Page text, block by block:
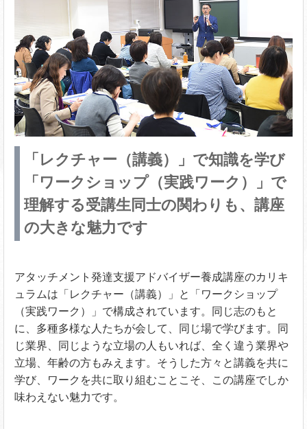
「レクチャー（講義）」で知識を学び
「ワークショップ（実践ワーク）」で
理解する受講生同士の関わりも、講座
の大きな魅力です
アタッチメント発達支援アドバイザー養成講座のカリキ
ュラムは「レクチャー（講義）」と「ワークショップ
（実践ワーク）」で構成されています。同じ志のもと
に、多種多様な人たちが会して、同じ場で学びます。同
じ業界、同じような立場の人もいれば、全く違う業界や
立場、年齢の方もみえます。そうした方々と講義を共に
学び、ワークを共に取り組むことこそ、この講座でしか
味わえない魅力です。